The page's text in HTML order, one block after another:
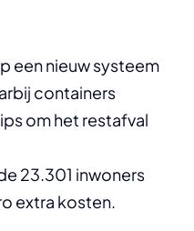
een nieuw systeem
containers
om het restafval
23.301 inwoners
extra kosten.